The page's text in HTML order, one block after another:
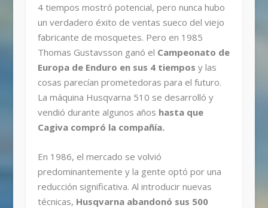
4 tiempos mostró potencial, pero nunca hubo
un verdadero éxito de ventas sueco del viejo
fabricante de mosquetes. Pero en 1985
Thomas Gustavsson ganó el Campeonato de
Europa de Enduro en sus 4 tiempos y las
cosas parecían prometedoras para el futuro.
La máquina Husqvarna 510 se desarrolló y
vendió durante algunos años hasta que
Cagiva compró la compañía.
En 1986, el mercado se volvió
predominantemente y la gente optó por una
reducción significativa. Al introducir nuevas
técnicas, Husqvarna abandonó sus 500